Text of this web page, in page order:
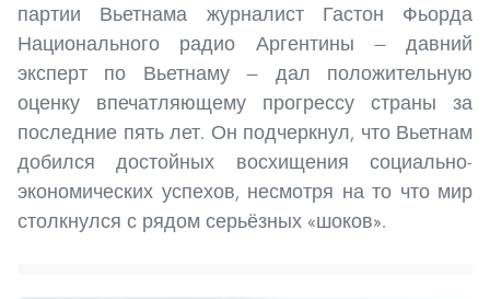
партии Вьетнама журналист Гастон Фьорда
Национального радио Аргентины — давний
эксперт по Вьетнаму — дал положительную
оценку впечатляющему прогрессу страны за
последние пять лет. Он подчеркнул, что Вьетнам
добился достойных восхищения социально-
экономических успехов, несмотря на то что мир
столкнулся с рядом серьёзных «шоков».